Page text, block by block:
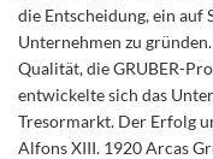
die Entscheidung, ein auf
Unternehmen zu
Qualität, die GRUBER-
entwickelte sich das
Tresormarkt. Der Erfolg
Alfons XIII. 1920 Arcas